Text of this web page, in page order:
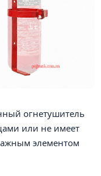
огнетушитель
или не имеет
элементом